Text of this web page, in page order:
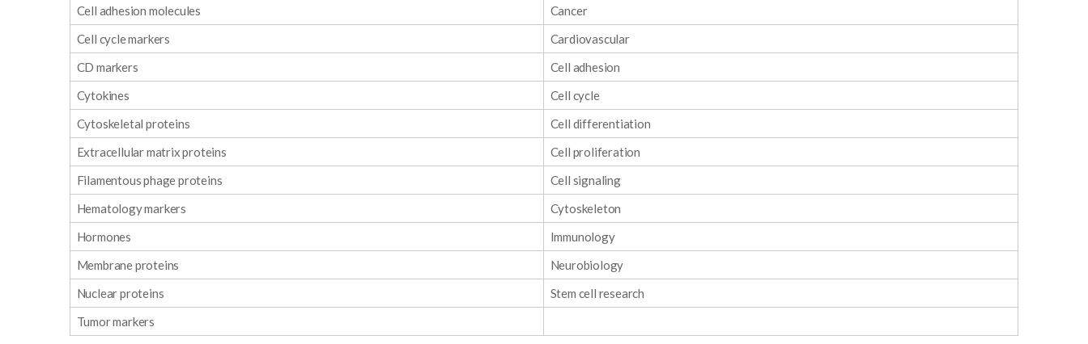
Cell adhesion molecules
Cancer
Cell cycle markers
Cardiovascular
CD markers
Cell adhesion
Cytokines
Cell cycle
Cytoskeletal proteins
Cell differentiation
Extracellular matrix proteins
Cell proliferation
Filamentous phage proteins
Cell signaling
Hematology markers
Cytoskeleton
Hormones
Immunology
Membrane proteins
Neurobiology
Nuclear proteins
Stem cell research
Tumor markers